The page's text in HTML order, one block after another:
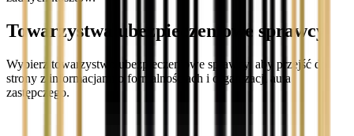
Towarzystwa ubezpieczeniowe sprawcy
Wybierz towarzystwo ubezpieczeniowe sprawcy, aby przejść do
strony z informacjami o formalnościach i organizacji auta
zastępczego.